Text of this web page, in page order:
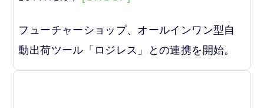
フューチャーショップ、オールインワン型自
動出荷ツール「ロジレス」との連携を開始。